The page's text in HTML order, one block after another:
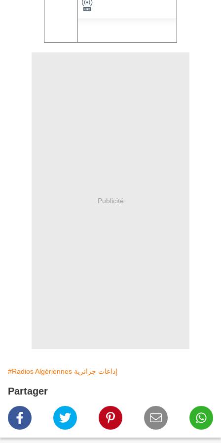
Publicité
#Radios Algériennes إذاعات جزائرية
Partager